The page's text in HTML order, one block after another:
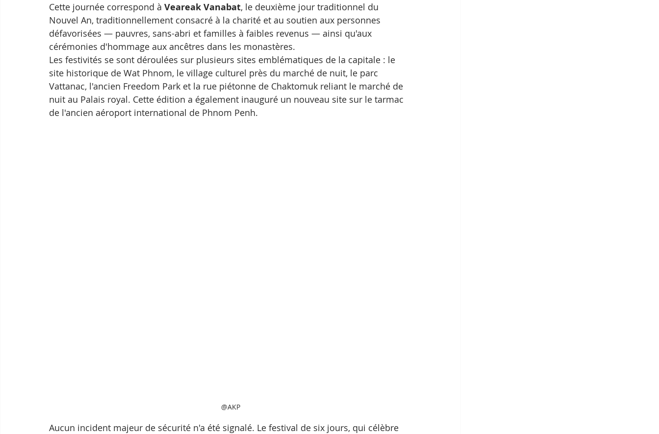
Cette journée correspond à Veareak Vanabat, le deuxième jour traditionnel du
Nouvel An, traditionnellement consacré à la charité et au soutien aux personnes
défavorisées — pauvres, sans-abri et familles à faibles revenus — ainsi qu'aux
cérémonies d'hommage aux ancêtres dans les monastères.
Les festivités se sont déroulées sur plusieurs sites emblématiques de la capitale : le
site historique de Wat Phnom, le village culturel près du marché de nuit, le parc
Vattanac, l'ancien Freedom Park et la rue piétonne de Chaktomuk reliant le marché de
nuit au Palais royal. Cette édition a également inauguré un nouveau site sur le tarmac
de l'ancien aéroport international de Phnom Penh.
@AKP
Aucun incident majeur de sécurité n'a été signalé. Le festival de six jours, qui célèbre